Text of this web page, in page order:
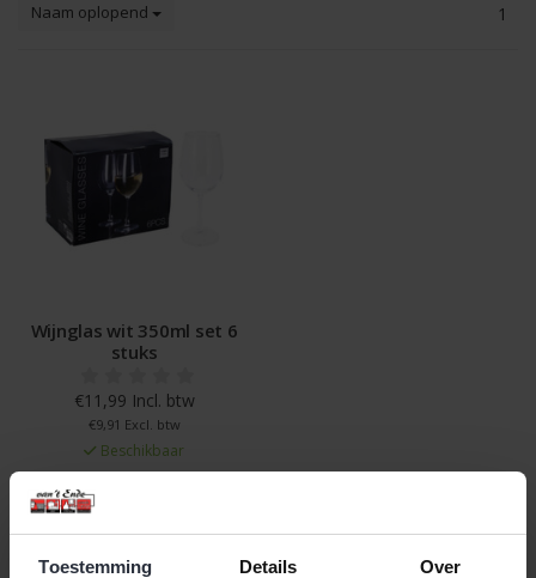
Toestemming Details Over
Naam oplopend 1
Wijnglas wit 350ml set 6
stuks
€11,99 Incl. btw
€9,91 Excl. btw
Beschikbaar
In winkelwagen